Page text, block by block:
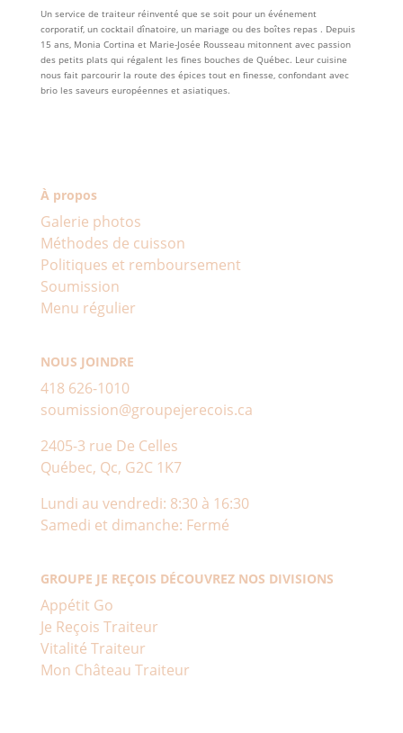
Un service de traiteur réinventé que se soit pour un événement
corporatif, un cocktail dînatoire, un mariage ou des boîtes repas . Depuis
15 ans, Monia Cortina et Marie-Josée Rousseau mitonnent avec passion
des petits plats qui régalent les fines bouches de Québec. Leur cuisine
nous fait parcourir la route des épices tout en finesse, confondant avec
brio les saveurs européennes et asiatiques.
À propos
Galerie photos
Méthodes de cuisson
Politiques et remboursement
Soumission
Menu régulier
NOUS JOINDRE
418 626-1010
soumission@groupejerecois.ca
2405-3 rue De Celles
Québec, Qc, G2C 1K7
Lundi au vendredi: 8:30 à 16:30
Samedi et dimanche: Fermé
GROUPE JE REÇOIS DÉCOUVREZ NOS DIVISIONS
Appétit Go
Je Reçois Traiteur
Vitalité Traiteur
Mon Château Traiteur